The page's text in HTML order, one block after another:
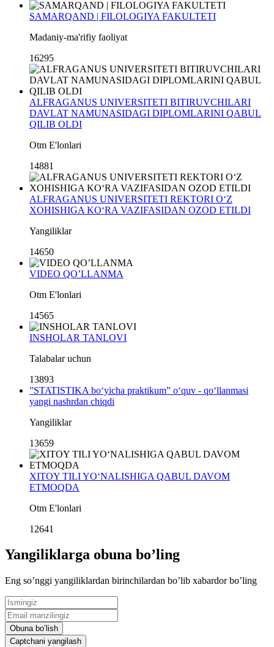
SAMARQAND | FILOLOGIYA FAKULTETI
Madaniy-ma'rifiy faoliyat
16295
ALFRAGANUS UNIVERSITETI BITIRUVCHILARI
DAVLAT NAMUNASIDAGI DIPLOMLARINI QABUL
QILIB OLDI
Otm E'lonlari
14881
ALFRAGANUS UNIVERSITETI REKTORI O‘Z
XOHISHIGA KO‘RA VAZIFASIDAN OZOD ETILDI
Yangiliklar
14650
VIDEO QO’LLANMA
Otm E'lonlari
14565
INSHOLAR TANLOVI
Talabalar uchun
13893
”STATISTIKA bo‘yicha praktikum” o‘quv - qo‘llanmasi
yangi nashrdan chiqdi
Yangiliklar
13659
XITOY TILI YO‘NALISHIGA QABUL DAVOM
ETMOQDA
Otm E'lonlari
12641
Yangiliklarga obuna boʼling
Eng soʼnggi yangiliklardan birinchilardan boʼlib xabardor boʼling
Obuna boʼlish
Captchani yangilash